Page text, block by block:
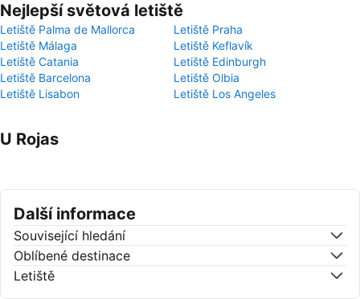
Nejlepší světová letiště
Letiště Palma de Mallorca
Letiště Praha
Letiště Málaga
Letiště Keflavík
Letiště Catania
Letiště Edinburgh
Letiště Barcelona
Letiště Olbia
Letiště Lisabon
Letiště Los Angeles
U Rojas
Další informace
Související hledání
Oblíbené destinace
Letiště